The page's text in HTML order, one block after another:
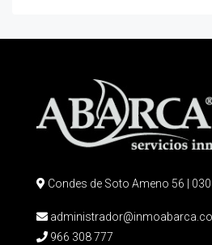
Condes de Soto Ameno 56 |
966 308 777